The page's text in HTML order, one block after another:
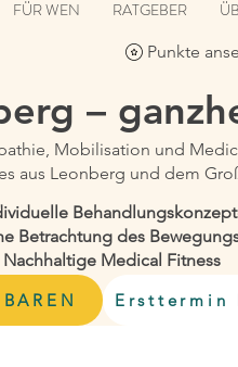
FÜR WEN RATGEBER
–
Mobilisation und
aus Leonberg und dem
Betrachtung des
Medical Fitness
Ersttermin